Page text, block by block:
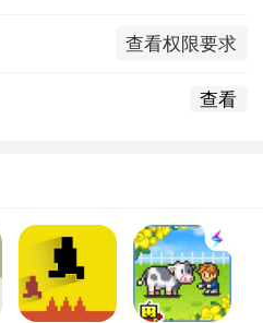
查看权限要求
查看